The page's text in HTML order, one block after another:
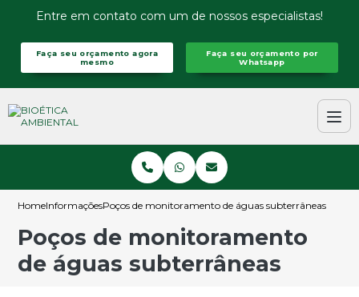
Entre em contato com um de nossos especialistas!
Faça seu orçamento agora
mesmo
Faça seu orçamento por
Whatsapp
HomeInformaçõesPoços de monitoramento de águas subterrâneas
Poços de monitoramento
de águas subterrâneas